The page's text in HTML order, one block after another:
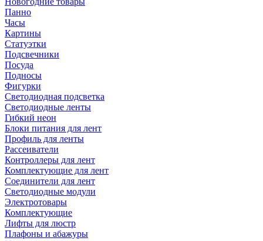
Панно
Часы
Картины
Статуэтки
Подсвечники
Посуда
Подносы
Фигурки
Светодиодная подсветка
Светодиодные ленты
Гибкий неон
Блоки питания для лент
Профиль для ленты
Рассеиватели
Контроллеры для лент
Комплектующие для лент
Соединители для лент
Светодиодные модули
Электротовары
Комплектующие
Лифты для люстр
Плафоны и абажуры